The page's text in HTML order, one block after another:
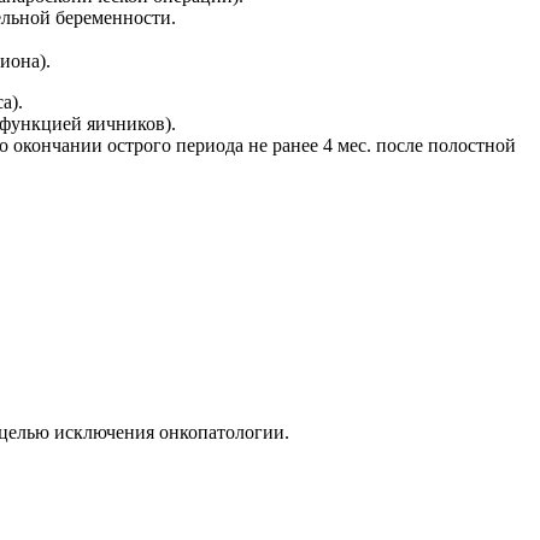
беременности.
яичников).
острого периода не ранее 4 мес. после полостной
исключения онкопатологии.